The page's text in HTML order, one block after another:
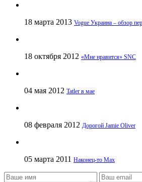
18 марта 2013 Vogue Украина – обзор
18 октября 2012 «Мне нравится» SNC
04 мая 2012 Tatler в мае
08 февраля 2012 Дорогой Jamie Oliver
05 марта 2011 Наконец-то Max